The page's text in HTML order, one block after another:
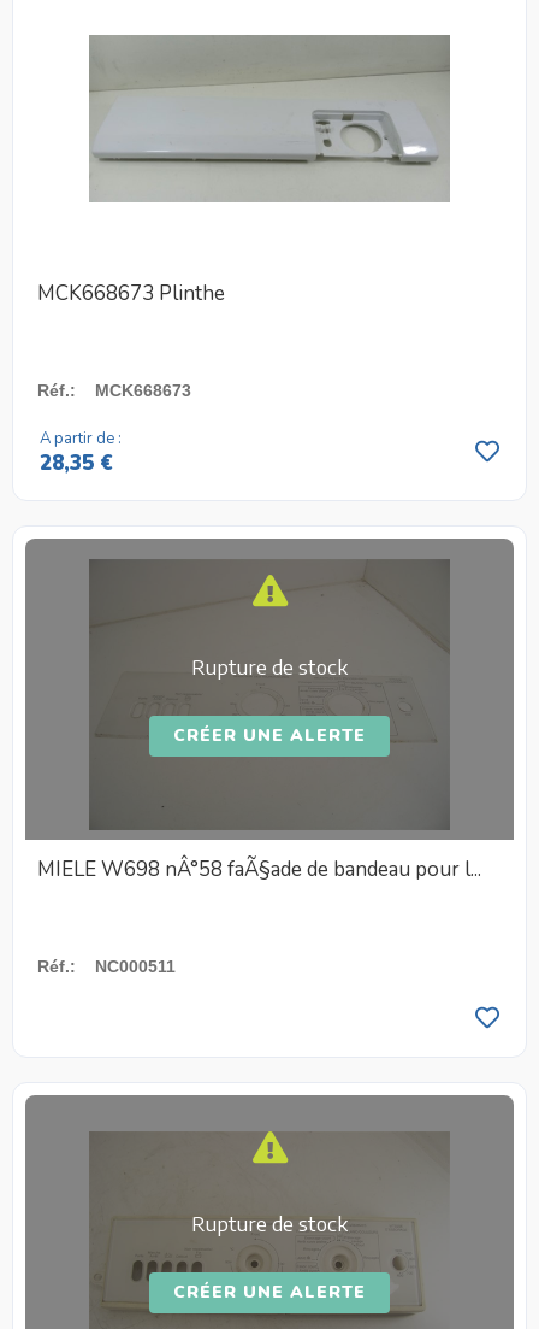
MCK668673 Plinthe
Réf.: MCK668673
A partir de :
28,35 €
Rupture de stock
CRÉER UNE ALERTE
MIELE W698 nÂ°58 faÃ§ade de bandeau pour l...
Réf.: NC000511
Rupture de stock
CRÉER UNE ALERTE